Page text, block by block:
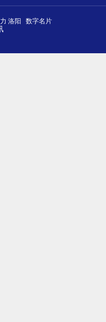
洛阳
数字名片